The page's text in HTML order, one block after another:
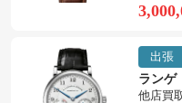
出張
ラン
他店買